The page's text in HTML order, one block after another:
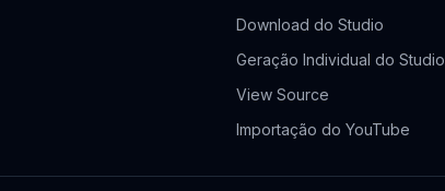
Download do Studio
Geração Individual do Studio
View Source
Importação do YouTube